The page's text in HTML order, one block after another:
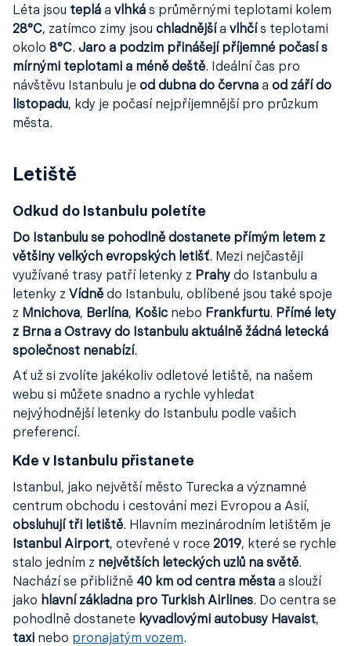
Léta jsou teplá a vlhká s průměrnými teplotami kolem
28°C, zatímco zimy jsou chladnější a vlhčí s teplotami
okolo 8°C. Jaro a podzim přinášejí příjemné počasí s
mírnými teplotami a méně deště. Ideální čas pro
návštěvu Istanbulu je od dubna do června a od září do
listopadu, kdy je počasí nejpříjemnější pro průzkum
města.
Letiště
Odkud do Istanbulu poletíte
Do Istanbulu se pohodlně dostanete přímým letem z
většiny velkých evropských letišť. Mezi nejčastěji
využívané trasy patří letenky z Prahy do Istanbulu a
letenky z Vídně do Istanbulu, oblíbené jsou také spoje
z Mnichova, Berlína, Košic nebo Frankfurtu. Přímé lety
z Brna a Ostravy do Istanbulu aktuálně žádná letecká
společnost nenabízí.
Ať už si zvolíte jakékoliv odletové letiště, na našem
webu si můžete snadno a rychle vyhledat
nejvýhodnější letenky do Istanbulu podle vašich
preferencí.
Kde v Istanbulu přistanete
Istanbul, jako největší město Turecka a významné
centrum obchodu i cestování mezi Evropou a Asií,
obsluhují tři letiště. Hlavním mezinárodním letištěm je
Istanbul Airport, otevřené v roce 2019, které se rychle
stalo jedním z největších leteckých uzlů na světě.
Nachází se přibližně 40 km od centra města a slouží
jako hlavní základna pro Turkish Airlines. Do centra se
pohodlně dostanete kyvadlovými autobusy Havaist,
taxi nebo pronajatým vozem.